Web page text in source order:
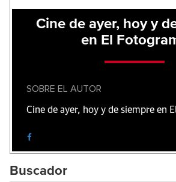
Cine de ayer, hoy y
en El
SOBRE EL AUTOR
Cine de ayer, hoy y de siempre en
Buscador